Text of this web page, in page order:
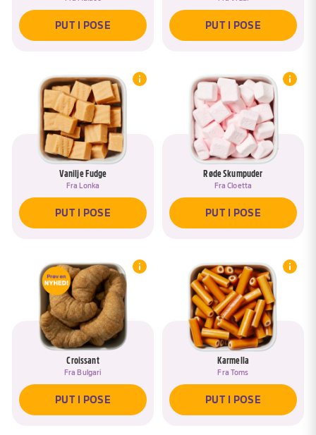
PUT I POSE PUT I POSE
Vanilje Fudge
Fra Lonka
PUT I POSE
Røde Skumpuder
FraCloetta
PUT I POSE
Croissant
Fra Bulgari
PUT I POSE
Karmella
Fra Toms
PUT I POSE